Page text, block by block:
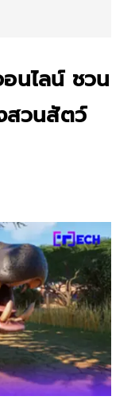
นไลน์ ชวน
สวนสัตว์